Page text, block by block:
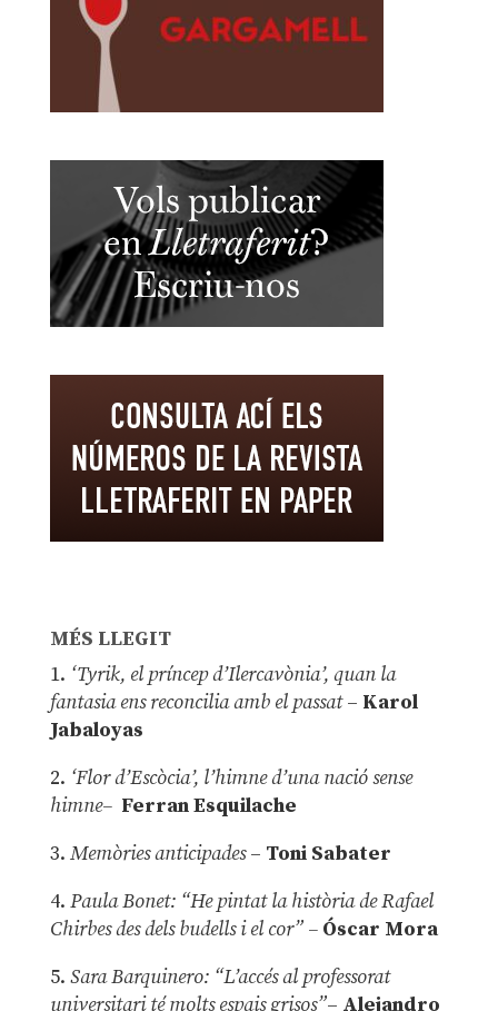
MÉS LLEGIT
1. ‘Tyrik, el príncep d’Ilercavònia’, quan la
fantasia ens reconcilia amb el passat– Karol
Jabaloyas
2. ‘Flor d’Escòcia’, l’himne d’una nació sense
himne– Ferran Esquilache
3. Memòries anticipades– Toni Sabater
4. Paula Bonet: “He pintat la història de Rafael
Chirbes des dels budells i el cor” –Óscar Mora
5. Sara Barquinero: “L’accés al professorat
universitari té molts espais grisos”– Alejandro